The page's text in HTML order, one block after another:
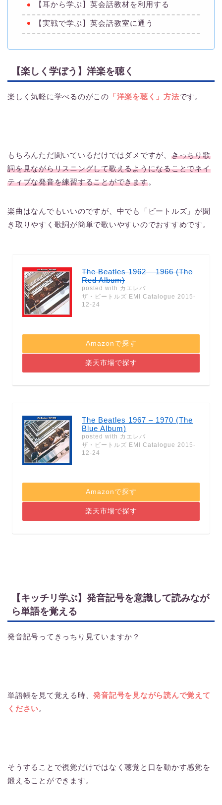
【耳から学ぶ】英会話教材を利用する
【実戦で学ぶ】英会話教室に通う
【楽しく学ぼう】洋楽を聴く
楽しく気軽に学べるのがこの 「洋楽を聴く」方法です。
もちろんただ聞いているだけではダメですが、 きっちり歌
詞を見ながらリスニングして歌えるようになることでネイ
ティブな発音を練習することができます。
楽曲はなんでもいいのですが、中でも「ビートルズ」が聞
き取りやすく歌詞が簡単で歌いやすいのでおすすめです。
The Beatles 1962 – 1966 (The
Red Album)
posted with カエレバ
ザ・ビートルズ EMI Catalogue 2015-
12-24
Amazonで探す
楽天市場で探す
The Beatles 1967 – 1970 (The
Blue Album)
posted with カエレバ
ザ・ビートルズ EMI Catalogue 2015-
12-24
Amazonで探す
楽天市場で探す
【キッチリ学ぶ】発音記号を意識して読みなが
ら単語を覚える
発音記号ってきっちり見ていますか？
単語帳を見て覚える時、発音記号を見ながら読んで覚えて
ください。
そうすることで視覚だけではなく聴覚と口を動かす感覚を
鍛えることができます。